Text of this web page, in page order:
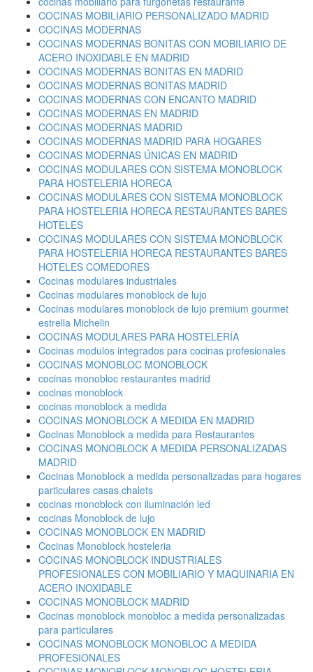
COCINAS MOBILIARIO PERSONALIZADO MADRID
COCINAS MODERNAS
COCINAS MODERNAS BONITAS CON MOBILIARIO DE
ACERO INOXIDABLE EN MADRID
COCINAS MODERNAS BONITAS EN MADRID
COCINAS MODERNAS BONITAS MADRID
COCINAS MODERNAS CON ENCANTO MADRID
COCINAS MODERNAS EN MADRID
COCINAS MODERNAS MADRID
COCINAS MODERNAS MADRID PARA HOGARES
COCINAS MODERNAS ÚNICAS EN MADRID
COCINAS MODULARES CON SISTEMA MONOBLOCK
PARA HOSTELERIA HORECA
COCINAS MODULARES CON SISTEMA MONOBLOCK
PARA HOSTELERIA HORECA RESTAURANTES BARES
HOTELES
COCINAS MODULARES CON SISTEMA MONOBLOCK
PARA HOSTELERIA HORECA RESTAURANTES BARES
HOTELES COMEDORES
Cocinas modulares industriales
Cocinas modulares monoblock de lujo
Cocinas modulares monoblock de lujo premium gourmet
estrella Michelin
COCINAS MODULARES PARA HOSTELERÍA
Cocinas modulos integrados para cocinas profesionales
COCINAS MONOBLOC MONOBLOCK
cocinas monobloc restaurantes madrid
cocinas monoblock
cocinas monoblock a medida
COCINAS MONOBLOCK A MEDIDA EN MADRID
Cocinas Monoblock a medida para Restaurantes
COCINAS MONOBLOCK A MEDIDA PERSONALIZADAS
MADRID
Cocinas Monoblock a medida personalizadas para hogares
particulares casas chalets
cocinas monoblock con iluminación led
cocinas Monoblock de lujo
COCINAS MONOBLOCK EN MADRID
Cocinas Monoblock hosteleria
COCINAS MONOBLOCK INDUSTRIALES
PROFESIONALES CON MOBILIARIO Y MAQUINARIA EN
ACERO INOXIDABLE
COCINAS MONOBLOCK MADRID
Cocinas monoblock monobloc a medida personalizadas
para particulares
COCINAS MONOBLOCK MONOBLOC A MEDIDA
PROFESIONALES